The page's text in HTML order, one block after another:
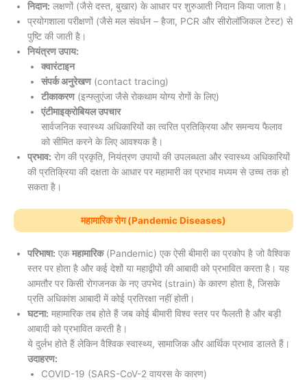
निदान: लक्षणों (जैसे दस्त, बुखार) के आधार पर शुरुआती निदान किया जाता है।
प्रयोगशाला परीक्षणों (जैसे मल संवर्धन – हैजा, PCR और सीरोलॉजिकल टेस्ट) से
पुष्टि की जाती है।
नियंत्रण उपाय:
क्वारंटाइन
संपर्क अनुरेखण(contact tracing)
टीकाकरण(इन्फ्लुएंजा जैसे रोकथाम योग्य रोगों के लिए)
एंटीमाइक्रोबियल उपचार
सार्वजनिक स्वास्थ्य अधिकारियों का त्वरित प्रतिक्रिया और समन्वय फैलाव
को सीमित करने के लिए आवश्यक है।
प्रभाव: रोग की प्रकृति, नियंत्रण उपायों की उपलब्धता और स्वास्थ्य अधिकारियों
की प्रतिक्रिया की दक्षता के आधार पर महामारी का प्रभाव मध्यम से उच्च तक हो
सकता है।
महामारिक रोग (Pandemic Diseases)
परिभाषा: एकमहामारिक(Pandemic) एक ऐसी बीमारी का प्रकोप है जो वैश्विक
स्तर पर होता है और कई देशों या महाद्वीपों की आबादी को प्रभावित करता है। यह
आमतौर पर किसी रोगजनक के नए उपभेद (strain) के कारण होता है, जिसके
प्रति अधिकांश आबादी में कोई प्रतिरक्षा नहीं होती।
घटना: महामारिक तब होते हैं जब कोई बीमारी विश्व स्तर पर फैलती है और बड़ी
आबादी को प्रभावित करती है।
ये दुर्लभ होते हैं लेकिन वैश्विक स्वास्थ्य, सामाजिक और आर्थिक प्रभाव डालते हैं।
उदाहरण:
COVID-19 (SARS-CoV-2 वायरस के कारण)